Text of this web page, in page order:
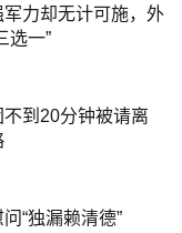
力却无计可施，外
选一”
到20分钟被请离
“独漏赖清德”